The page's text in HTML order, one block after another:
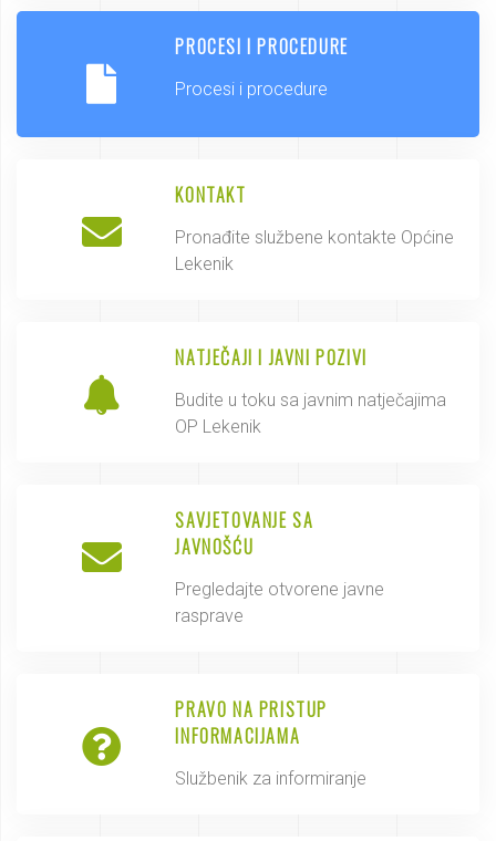
PROCESI I PROCEDURE
Procesi i procedure
KONTAKT
Pronađite službene kontakte Općine
Lekenik
NATJEČAJI I JAVNI POZIVI
Budite u toku sa javnim natječajima
OP Lekenik
SAVJETOVANJE SA
JAVNOŠĆU
Pregledajte otvorene javne
rasprave
PRAVO NA PRISTUP
INFORMACIJAMA
Službenik za informiranje